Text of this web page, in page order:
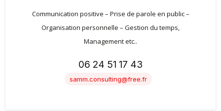
Communication positive – Prise de parole en public –
Organisation personnelle – Gestion du temps,
Management etc..
06 24 51 17 43
samm.consulting@free.fr